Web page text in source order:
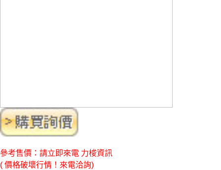
參考售價：請立即來電 力梭資訊
( 價格破壞行情！來電洽詢)